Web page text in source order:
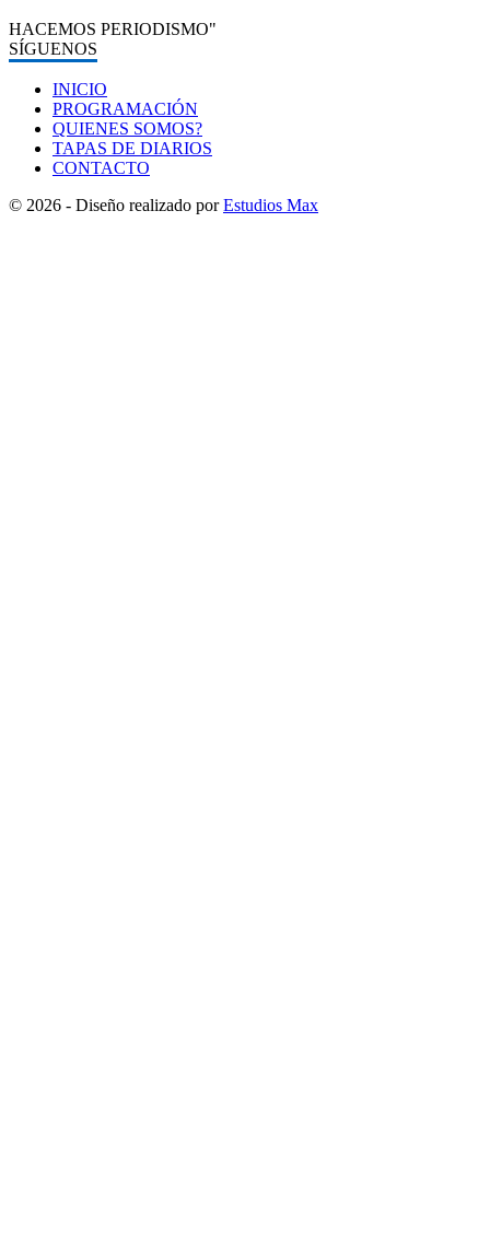
HACEMOS PERIODISMO"
SÍGUENOS
INICIO
PROGRAMACIÓN
QUIENES SOMOS?
TAPAS DE DIARIOS
CONTACTO
© 2026 - Diseño realizado porEstudios Max